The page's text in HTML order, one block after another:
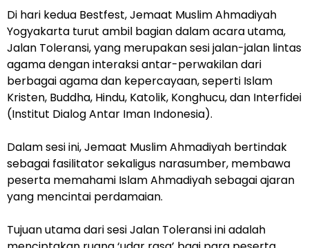
Di hari kedua Bestfest, Jemaat Muslim Ahmadiyah
Yogyakarta turut ambil bagian dalam acara utama,
Jalan Toleransi, yang merupakan sesi jalan-jalan lintas
agama dengan interaksi antar-perwakilan dari
berbagai agama dan kepercayaan, seperti Islam
Kristen, Buddha, Hindu, Katolik, Konghucu, dan Interfidei
(Institut Dialog Antar Iman Indonesia).
Dalam sesi ini, Jemaat Muslim Ahmadiyah bertindak
sebagai fasilitator sekaligus narasumber, membawa
peserta memahami Islam Ahmadiyah sebagai ajaran
yang mencintai perdamaian.
Tujuan utama dari sesi Jalan Toleransi ini adalah